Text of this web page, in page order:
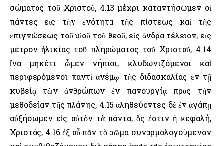
σώματος τοῦ Χριστοῦ, 4.13 μέχρι καταντήσωμεν οἱ
πάντες εἰς τὴν ἑνότητα τῆς πίστεως καὶ τῆς
ἐπιγνώσεως τοῦ υἱοῦ τοῦ θεοῦ, εἰς ἄνδρα τέλειον, εἰς
μέτρον ἡλικίας τοῦ πληρώματος τοῦ Χριστοῦ, 4.14
ἵνα μηκέτι ὦμεν νήπιοι, κλυδωνιζόμενοι καὶ
περιφερόμενοι παντὶ ἀνέμῳ τῆς διδασκαλίας ἐν τῇ
κυβείᾳ τῶν ἀνθρώπων ἐν πανουργίᾳ πρὸς τὴν
μεθοδείαν τῆς πλάνης, 4.15 ἀληθεύοντες δὲ ἐν ἀγάπῃ
αὐξήσωμεν εἰς αὐτὸν τὰ πάντα, ὅς ἐστιν ἡ κεφαλή,
Χριστός, 4.16 ἐξ οὗ πᾶν τὸ σῶμα συναρμολογούμενον